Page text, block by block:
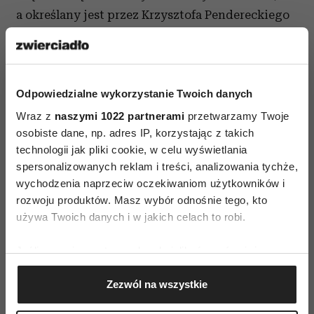
Odpowiedzialne wykorzystanie Twoich danych
Wraz z naszymi 1022 partnerami przetwarzamy Twoje
osobiste dane, np. adres IP, korzystając z takich
technologii jak pliki cookie, w celu wyświetlania
spersonalizowanych reklam i treści, analizowania tychże,
wychodzenia naprzeciw oczekiwaniom użytkowników i
rozwoju produktów. Masz wybór odnośnie tego, kto
używa Twoich danych i w jakich celach to robi.
Jeśli wyrazisz na to zgodę, chcielibyśmy również:
Gromadzić dane dotyczące Twojej lokalizacji
geograficznej z dokładnością nawet do kilku metrów
Identyfikować Twoje urządzenie, aktywnie
Zezwól na wszystkie
a określany jest przez Krzysztofa Pendereckiego
Filmu i Sztuki w Kazimierzu Dolnym oraz na
Pergoli przy Hali Stulecia we Wrocławiu.
Pięknym zwieńczeniem ostatniego koncertu
letniego tournée był pokaz Wrocławskiej
Fontanny Multimedialnej, który zachwycił
wszystkich muzyków jak i zebrane przy Hali
Stulecia tłumy widzów.
Publiczność reagowała spontanicznie i z wielkim
entuzjazmem, kiedy rozpoznawała pierwsze
dźwięki popularnych hitów. Wielka siła płynęła
z aranżacji przygotowanych specjalnie na to